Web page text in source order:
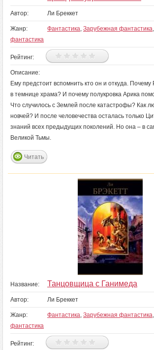
Автор: Ли Бреккет
Жанр: Фантастика, Зарубежная фантастика,
фантастика
Рейтинг:
Описание:
Ему предстоит вспомнить кто он и откуда.
в темнице храма? И почему полукровка Арика
Что случилось с Землей после катастрофы? Как
новчей? И после человечества осталась только
знаний всех предыдущих поколений. Но она – в
Великой Тьмы.
Читать
Название: Танцовщица с Ганимеда
Автор: Ли Бреккет
Жанр: Фантастика, Зарубежная фантастика,
фантастика
Рейтинг: